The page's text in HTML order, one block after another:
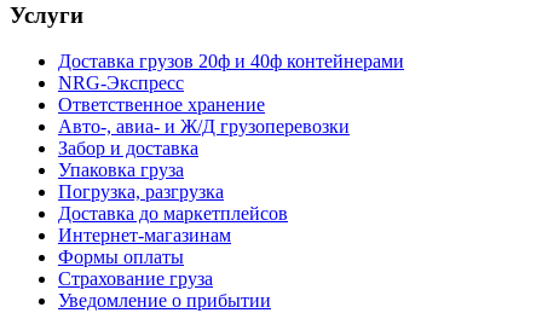
Услуги
Доставка грузов 20ф и 40ф контейнерами
NRG-Экспресс
Ответственное хранение
Авто-, авиа- и Ж/Д грузоперевозки
Забор и доставка
Упаковка груза
Погрузка, разгрузка
Доставка до маркетплейсов
Интернет-магазинам
Формы оплаты
Страхование груза
Уведомление о прибытии